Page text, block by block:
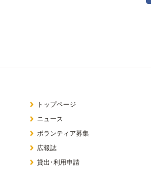
トップページ
ニュース
ボランティア募集
広報誌
貸出･利用申請